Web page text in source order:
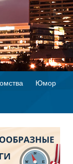
▶
Юмор